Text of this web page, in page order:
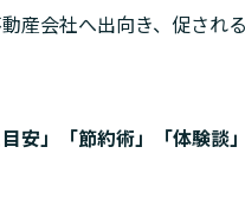
産会社へ出向き、促され
安」「節約術」「体験談」